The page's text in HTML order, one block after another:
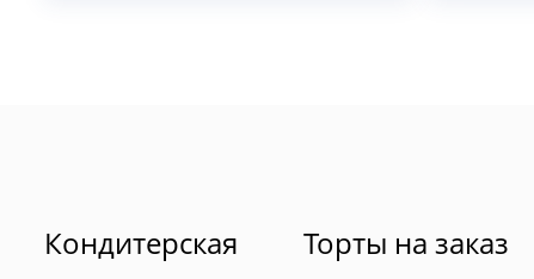
Кондитерская Торты на заказ